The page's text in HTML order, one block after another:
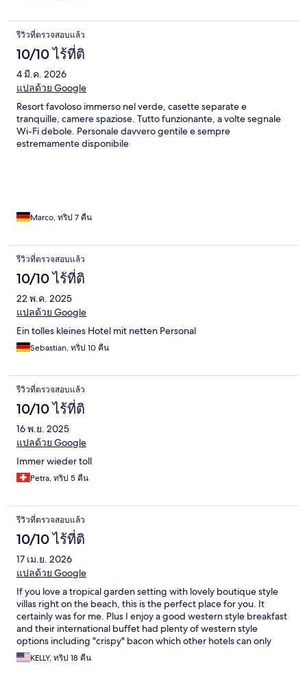
รีวิวที่ตรวจสอบแล้ว
10/10 ไร้ที่ติ
4 มี.ค. 2026
แปลด้วย Google
Resort favoloso immerso nel verde, casette separate e
tranquille, camere spaziose. Tutto funzionante, a volte segnale
Wi-Fi debole. Personale davvero gentile e sempre
estremamente disponibile
Marco, ทริป 7 คืน
รีวิวที่ตรวจสอบแล้ว
10/10 ไร้ที่ติ
22 พ.ค. 2025
แปลด้วย Google
Ein tolles kleines Hotel mit netten Personal
Sebastian, ทริป 10 คืน
รีวิวที่ตรวจสอบแล้ว
10/10 ไร้ที่ติ
16 พ.ย. 2025
แปลด้วย Google
Immer wieder toll
Petra, ทริป 5 คืน
รีวิวที่ตรวจสอบแล้ว
10/10 ไร้ที่ติ
17 เม.ย. 2026
แปลด้วย Google
If you love a tropical garden setting with lovely boutique style
villas right on the beach, this is the perfect place for you. It
certainly was for me. Plus I enjoy a good western style breakfast
and their international buffet had plenty of western style
options including "crispy" bacon which other hotels can only
label as crispy because their finished product certainly is not.
Another plus for me is the broad selection of cable TV news
KELLY, ทริป 18 คืน